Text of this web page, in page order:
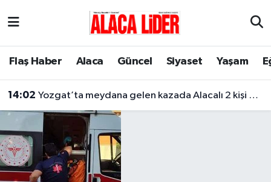
Flaş Haber Alaca Güncel Siyaset Yaşam
14:02 Yozgat’ta meydana gelen kazada Alacalı 2 kişi hayatını kaybetti
Çorum Nöbetçi Eczaneler
Çorum Trafik Yoğunluk Haritası
Süper Lig Puan Durumu ve Fikstür